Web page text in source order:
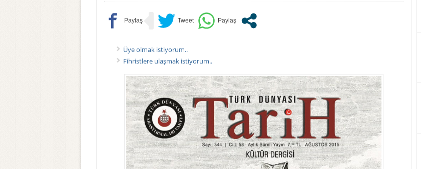
Üye olmak istiyorum..
Fihristlere ulaşmak istiyorum..